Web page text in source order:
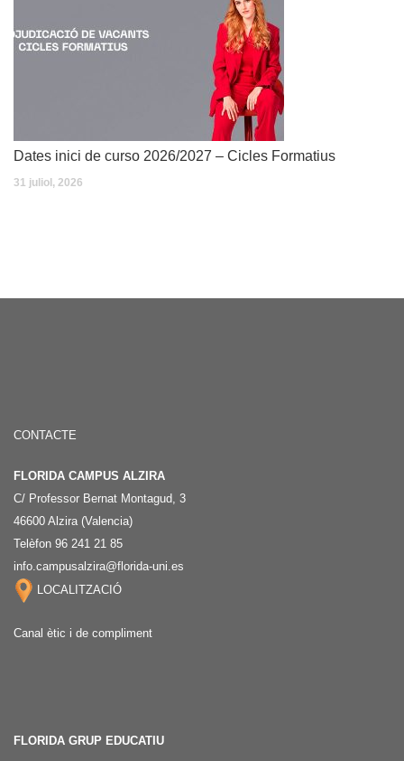
Dates inici de curso 2026/2027 – Cicles Formatius
31 juliol, 2026
CONTACTE
FLORIDA CAMPUS ALZIRA
C/ Professor Bernat Montagud, 3
46600 Alzira (Valencia)
Telèfon 96 241 21 85
info.campusalzira@florida-uni.es
LOCALITZACIÓ
Canal ètic i de compliment
FLORIDA GRUP EDUCATIU